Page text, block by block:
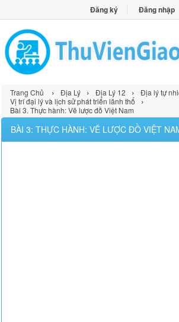
Đăng ký Đăng nhập
Trang Chủ › Địa Lý › Địa Lý 12 › Địa lý tự
Vị trí đại lý và lịch sử phát triển lãnh thổ ›
Bài 3. Thực hành: Vẽ lược đồ Việt Nam
BÀI 3: THỰC HÀNH: VẼ LƯỢC ĐỒ VIỆT